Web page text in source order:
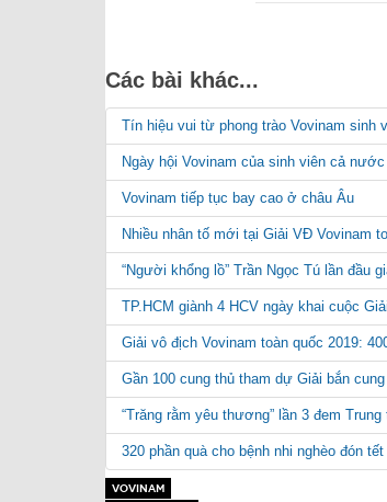
Các bài khác...
Tín hiệu vui từ phong trào Vovinam sinh
Ngày hội Vovinam của sinh viên cả nước
Vovinam tiếp tục bay cao ở châu Âu
Nhiều nhân tố mới tại Giải VĐ Vovinam
“Người khổng lồ” Trần Ngọc Tú lần đầu
TP.HCM giành 4 HCV ngày khai cuộc
Giải vô địch Vovinam toàn quốc 2019:
Gần 100 cung thủ tham dự Giải bắn
“Trăng rằm yêu thương” lần 3 đem
320 phần quà cho bệnh nhi nghèo đón
Vovinam